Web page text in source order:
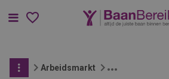
Menu
Arbeidsmarkt